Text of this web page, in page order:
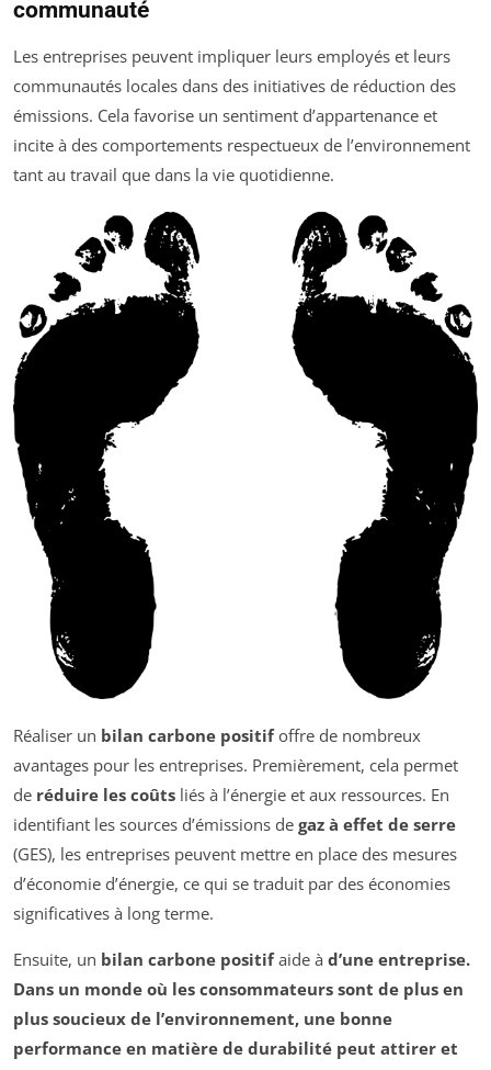
communauté
Les entreprises peuvent impliquer leurs employés et leurs
communautés locales dans des initiatives de réduction des
émissions. Cela favorise un sentiment d’appartenance et
incite à des comportements respectueux de l’environnement
tant au travail que dans la vie quotidienne.
Réaliser un bilan carbone positifoffre de nombreux
avantages pour les entreprises. Premièrement, cela permet
de réduire les coûts liés à l’énergie et aux ressources. En
identifiant les sources d’émissions de gaz à effet de serre
(GES), les entreprises peuvent mettre en place des mesures
d’économie d’énergie, ce qui se traduit par des économies
significatives à long terme.
Ensuite, un bilan carbone positifaide à d’une entreprise.
Dans un monde où les consommateurs sont de plus en
plus soucieux de l’environnement, une bonne
performance en matière de durabilité peut attirer et